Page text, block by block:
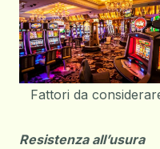
Fattori da
Resistenza all’usura